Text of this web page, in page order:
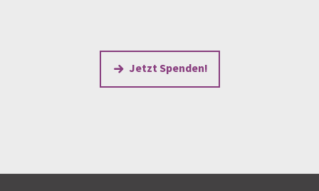
Jetzt Spenden!